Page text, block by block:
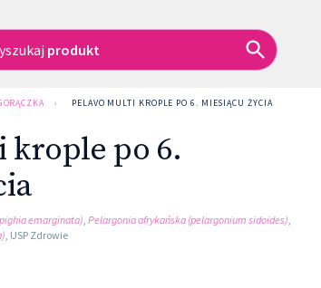
produkt
› PELAVO MULTI KROPLE PO 6. MIESIĄCU ŻYCIA
krople po 6.
emarginata), Pelargonia afrykańska (pelargonium sidoides),
, USP Zdrowie